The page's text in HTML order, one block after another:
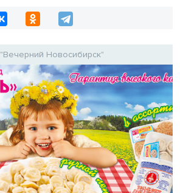
"Вечерний Новосибирск"